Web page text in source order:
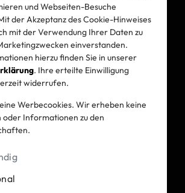
und Webseiten-Besuche
der Akzeptanz des Cookie-Hinweises
mit der Verwendung Ihrer Daten zu
einverstanden.
hierzu finden Sie in unserer
. Ihre erteilte Einwilligung
widerrufen.
Werbecookies. Wir erheben keine
Informationen zu den